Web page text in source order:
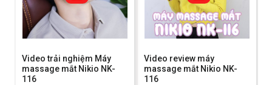
Video trải nghiệm Máy
massage mắt Nikio NK-
116
Video review máy
massage mắt Nikio NK-
116